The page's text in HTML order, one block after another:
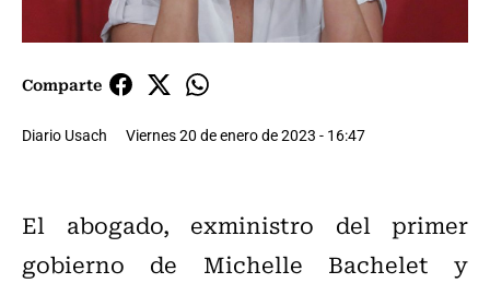
Comparte
Diario Usach Viernes 20 de enero de 2023 - 16:47
El abogado, exministro del primer
gobierno de Michelle Bachelet y